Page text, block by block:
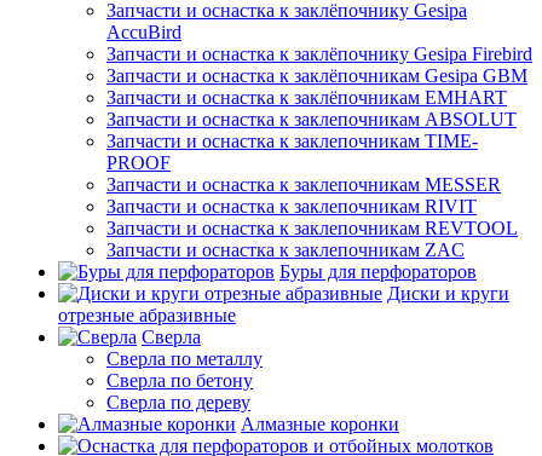
Запчасти и оснастка к заклёпочнику Gesipa
AccuBird
Запчасти и оснастка к заклёпочнику Gesipa Firebird
Запчасти и оснастка к заклёпочникам Gesipa GBM
Запчасти и оснастка к заклёпочникам EMHART
Запчасти и оснастка к заклепочникам ABSOLUT
Запчасти и оснастка к заклепочникам TIME-
PROOF
Запчасти и оснастка к заклепочникам MESSER
Запчасти и оснастка к заклепочникам RIVIT
Запчасти и оснастка к заклепочникам REVTOOL
Запчасти и оснастка к заклепочникам ZAC
Буры для перфораторов
Диски и круги
отрезные абразивные
Сверла
Сверла по металлу
Сверла по бетону
Сверла по дереву
Алмазные коронки